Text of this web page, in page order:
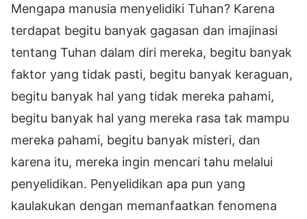
Mengapa manusia menyelidiki Tuhan? Karena
terdapat begitu banyak gagasan dan imajinasi
tentang Tuhan dalam diri mereka, begitu banyak
faktor yang tidak pasti, begitu banyak keraguan,
begitu banyak hal yang tidak mereka pahami,
begitu banyak hal yang mereka rasa tak mampu
mereka pahami, begitu banyak misteri, dan
karena itu, mereka ingin mencari tahu melalui
penyelidikan. Penyelidikan apa pun yang
kaulakukan dengan memanfaatkan fenomena